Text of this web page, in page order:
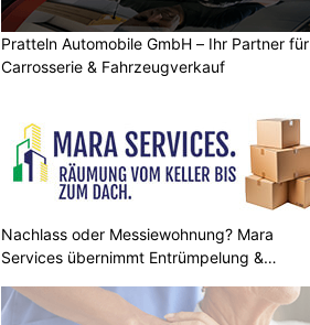
Pratteln Automobile GmbH – Ihr Partner für
Carrosserie & Fahrzeugverkauf
Nachlass oder Messiewohnung? Mara
Services übernimmt Entrümpelung &